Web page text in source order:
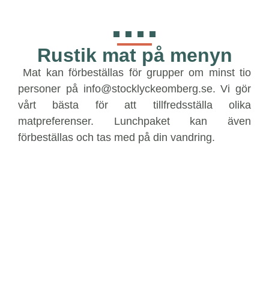
Rustik mat på menyn
Mat kan förbeställas för grupper om minst tio
personer på info@stocklyckeomberg.se. Vi gör
vårt bästa för att tillfredsställa olika
matpreferenser. Lunchpaket kan även
förbeställas och tas med på din vandring.